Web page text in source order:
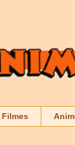
Filmes